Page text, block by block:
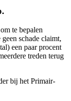
te bepalen
schade claimt,
een paar procent
treden terug
bij het Primair-